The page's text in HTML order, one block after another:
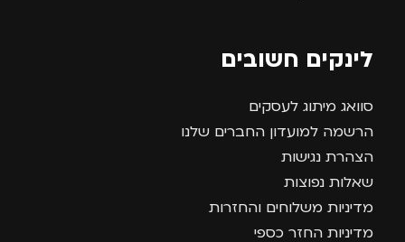
לינקים חשובים
סוואג מיתוג לעסקים
הרשמה למועדון החברים שלנו
הצהרת נגישות
שאלות נפוצות
מדיניות משלוחים והחזרות
מדיניות החזר כספי